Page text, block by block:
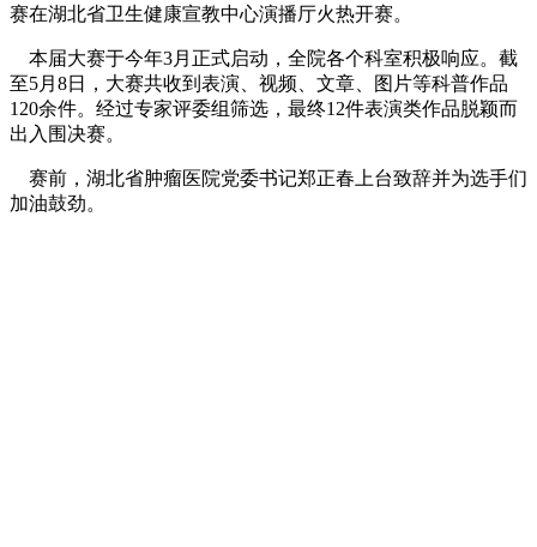
赛在湖北省卫生健康宣教中心演播厅火热开赛。
本届大赛于今年3月正式启动，全院各个科室积极响应。截
至5月8日，大赛共收到表演、视频、文章、图片等科普作品
120余件。经过专家评委组筛选，最终12件表演类作品脱颖而
出入围决赛。
赛前，湖北省肿瘤医院党委书记郑正春上台致辞并为选手们
加油鼓劲。